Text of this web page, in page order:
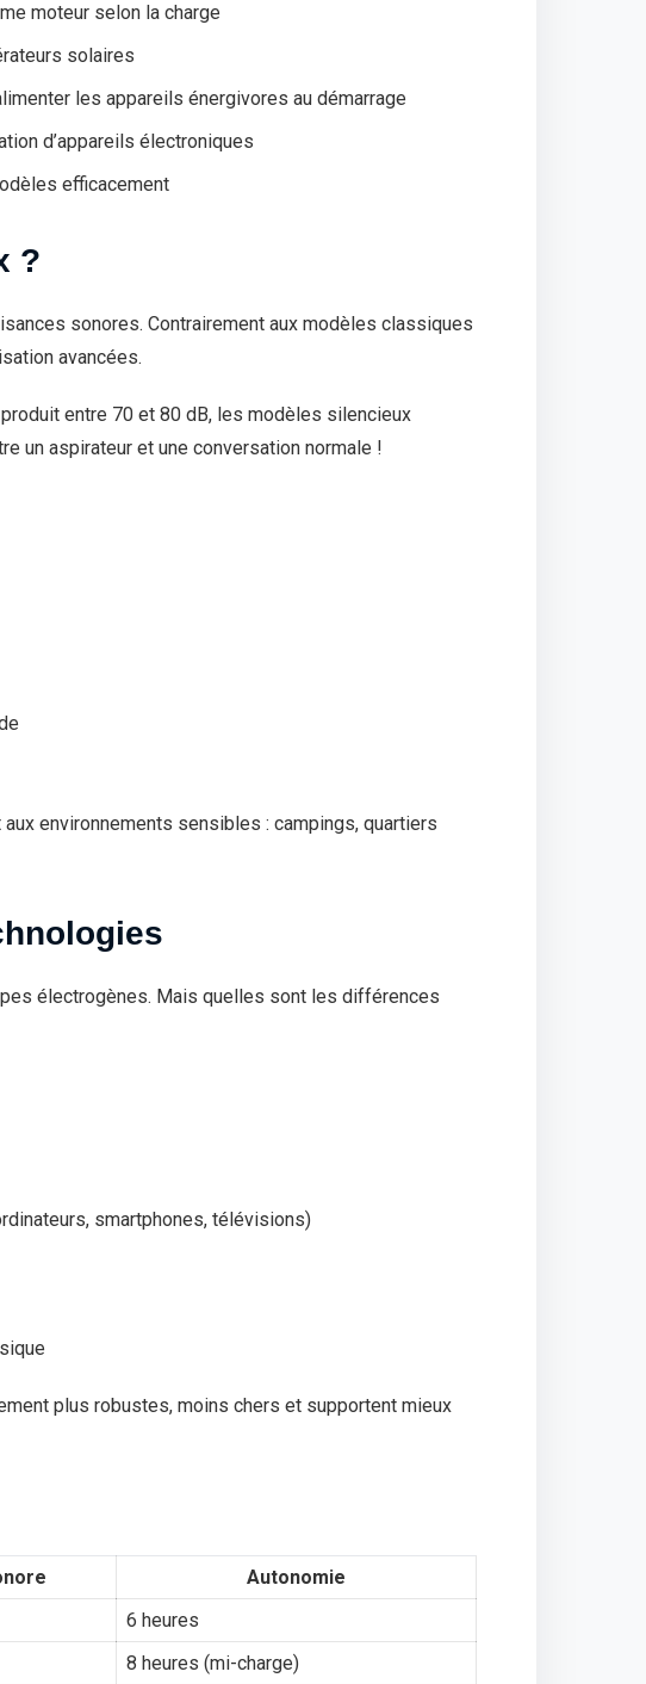
moteur selon la charge
solaires
les appareils énergivores au démarrage
d’appareils électroniques
efficacement
?
sonores. Contrairement aux modèles classiques
avancées.
entre 70 et 80 dB, les modèles silencieux
un aspirateur et une conversation normale !
environnements sensibles : campings, quartiers
électrogènes. Mais quelles sont les différences
smartphones, télévisions)
plus robustes, moins chers et supportent mieux
Autonomie
6 heures
8 heures (mi-charge)